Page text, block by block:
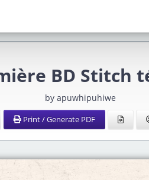
BD Stitch
by apuwhipuhiwe
Print / Generate PDF